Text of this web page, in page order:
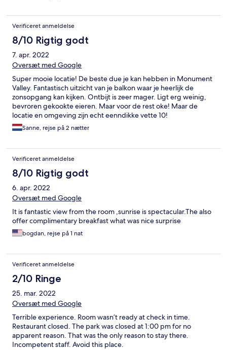
Verificeret anmeldelse
8/10 Rigtig godt
7. apr. 2022
Oversæt med Google
Super mooie locatie! De beste due je kan hebben in Monument
Valley. Fantastisch uitzicht van je balkon waar je heerlijk de
zonsopgang kan kijken. Ontbijt is zeer mager. Ligt erg weinig,
bevroren gekookte eieren. Maar voor de rest oke! Maar de
locatie en omgeving zijn echt eenndikke vette 10!
Sanne, rejse på 2 nætter
Verificeret anmeldelse
8/10 Rigtig godt
6. apr. 2022
Oversæt med Google
It is fantastic view from the room ,sunrise is spectacular.The also
offer complimentary breakfast what was nice surprise
bogdan, rejse på 1 nat
Verificeret anmeldelse
2/10 Ringe
25. mar. 2022
Oversæt med Google
Terrible experience. Room wasn’t ready at check in time.
Restaurant closed. The park was closed at 1:00 pm for no
apparent reason. That was the only reason to stay there.
Incompetent staff. Avoid this place.